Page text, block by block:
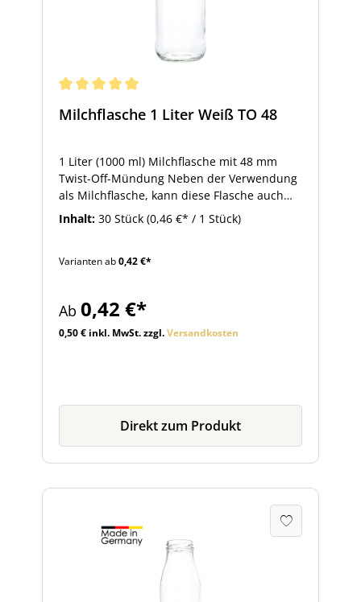
Milchflasche 1 Liter Weiß TO 48
1 Liter (1000 ml) Milchflasche mit 48 mm
Twist-Off-Mündung Neben der Verwendung
als Milchflasche, kann diese Flasche auch
zur Abfüllung von Fruchtsaft, Sirup oder
Dressing verwendet werden. Diese
Abfüllung von Saft oder Milchprodukten,
finden Sie im Zubehör.
Inhalt: 30 Stück (0,46 €* / 1 Stück)
Varianten ab0,42 €*
Ab 0,42 €*
0,50 € inkl. MwSt. zzgl.Versandkosten
Direkt zum Produkt